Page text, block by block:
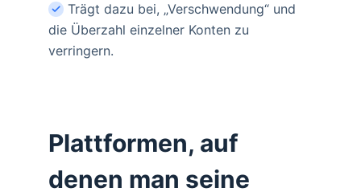
Trägt dazu bei, „Verschwendung“ und
die Überzahl einzelner Konten zu
verringern.
Plattformen, auf
denen man seine